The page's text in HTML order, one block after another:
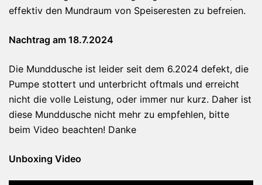
effektiv den Mundraum von Speiseresten zu befreien.
Nachtrag am 18.7.2024
Die Munddusche ist leider seit dem 6.2024 defekt, die
Pumpe stottert und unterbricht oftmals und erreicht
nicht die volle Leistung, oder immer nur kurz. Daher ist
diese Munddusche nicht mehr zu empfehlen, bitte
beim Video beachten! Danke
Unboxing Video